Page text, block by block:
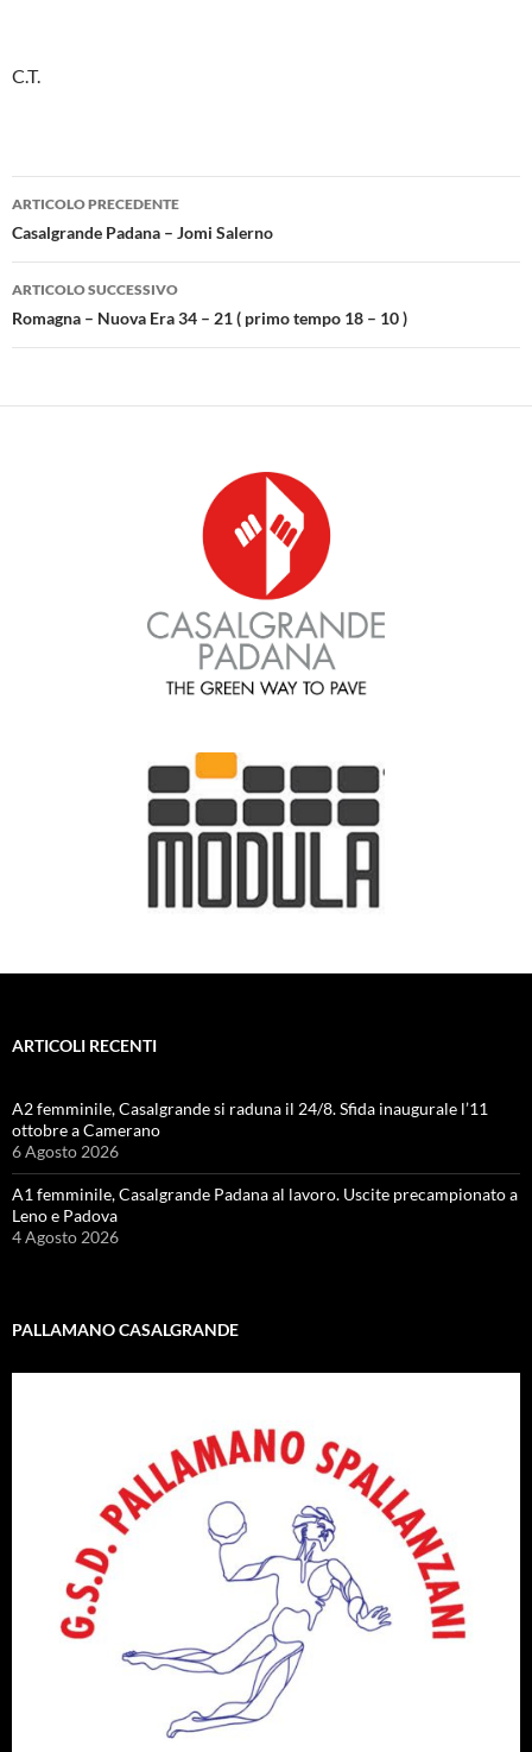
C.T.
Navigazione
articolo
ARTICOLO PRECEDENTE
Casalgrande Padana – Jomi Salerno
ARTICOLO SUCCESSIVO
Romagna – Nuova Era 34 – 21 ( primo tempo 18 – 10 )
ARTICOLI RECENTI
A2 femminile, Casalgrande si raduna il 24/8. Sfida inaugurale l’11
ottobre a Camerano
6 Agosto 2026
A1 femminile, Casalgrande Padana al lavoro. Uscite precampionato a
Leno e Padova
4 Agosto 2026
PALLAMANO CASALGRANDE